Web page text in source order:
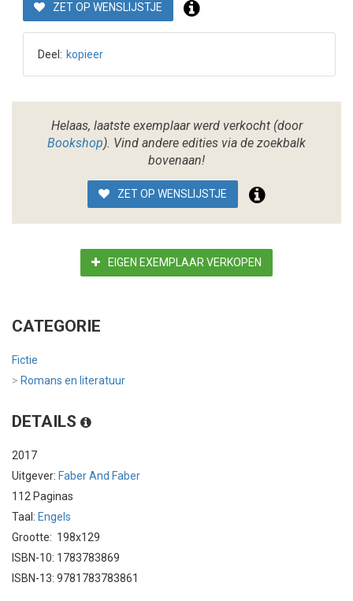
ZET OP WENSLIJSTJE
Deel: kopieer
Helaas, laatste exemplaar werd verkocht (door
Bookshop). Vind andere edities via de zoekbalk
bovenaan!
ZET OP WENSLIJSTJE
EIGEN EXEMPLAAR VERKOPEN
CATEGORIE
Fictie
> Romans en literatuur
DETAILS
2017
Uitgever: Faber And Faber
112 Paginas
Taal: Engels
Grootte: 198x129
ISBN-10: 1783783869
ISBN-13: 9781783783861